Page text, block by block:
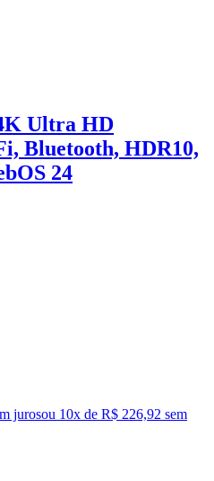
Ultra HD
Bluetooth, HDR10,
24
jurosou 10x de R$ 226,92 sem